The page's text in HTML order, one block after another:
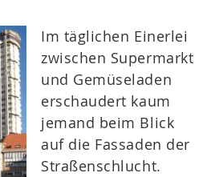
Im täglichen Einerlei
zwischen Supermarkt
und Gemüseladen
erschaudert kaum
jemand beim Blick
auf die Fassaden der
Straßenschlucht.